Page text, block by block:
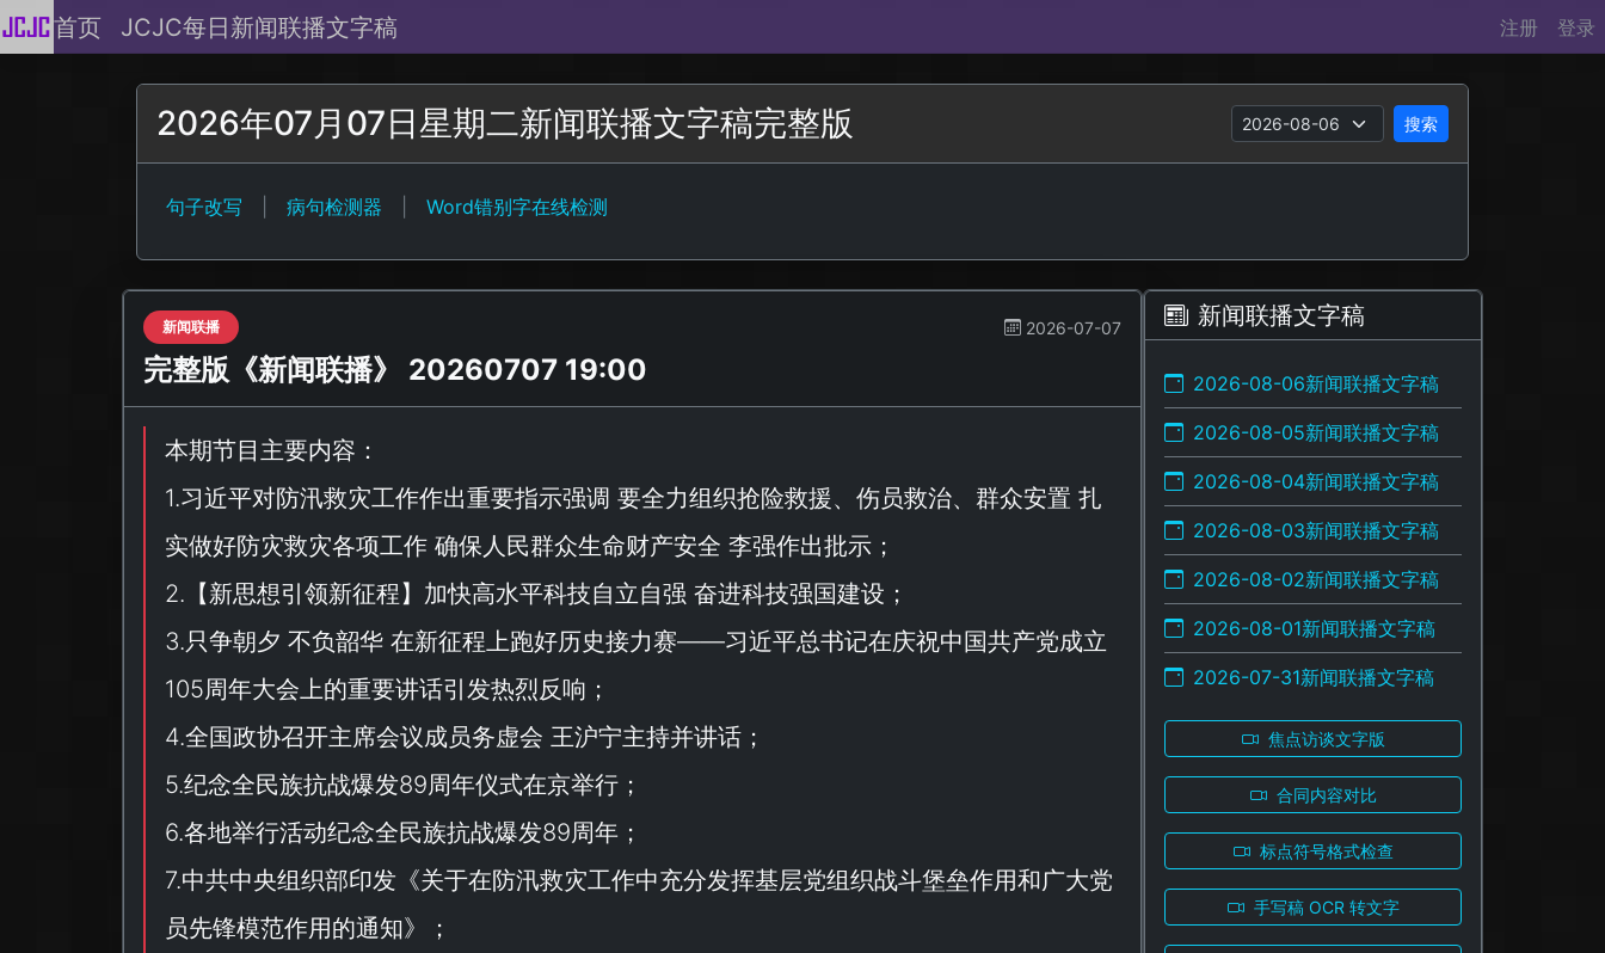
首页 JCJC每日新闻联播文字稿 注册 登录
2026年07月07日星期二新闻联播文字稿完整版 搜索
句子改写 病句检测器 Word错别字在线检测
新闻联播 2026-07-07
完整版《新闻联播》 20260707 19:00
本期节目主要内容：
1.习近平对防汛救灾工作作出重要指示强调 要全力组织抢险救援、伤员救治、群众安置 扎
实做好防灾救灾各项工作 确保人民群众生命财产安全 李强作出批示；
2.【新思想引领新征程】加快高水平科技自立自强 奋进科技强国建设；
3.只争朝夕 不负韶华 在新征程上跑好历史接力赛——习近平总书记在庆祝中国共产党成立
105周年大会上的重要讲话引发热烈反响；
4.全国政协召开主席会议成员务虚会 王沪宁主持并讲话；
5.纪念全民族抗战爆发89周年仪式在京举行；
6.各地举行活动纪念全民族抗战爆发89周年；
7.中共中央组织部印发《关于在防汛救灾工作中充分发挥基层党组织战斗堡垒作用和广大党
员先锋模范作用的通知》；
新闻联播文字稿
2026-08-06新闻联播文字稿
2026-08-05新闻联播文字稿
2026-08-04新闻联播文字稿
2026-08-03新闻联播文字稿
2026-08-02新闻联播文字稿
2026-08-01新闻联播文字稿
2026-07-31新闻联播文字稿
焦点访谈文字版
合同内容对比
标点符号格式检查
手写稿 OCR 转文字